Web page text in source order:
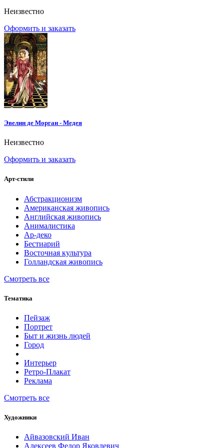
Неизвестно
Оформить и заказать
Эвелин де Морган - Медея
Неизвестно
Оформить и заказать
Арт-стили
Абстракционизм
Американская живопись
Английская живопись
Анималистика
Ар-деко
Бестиарий
Восточная культура
Голландская живопись
Смотреть все
Тематика
Пейзаж
Портрет
Быт и жизнь людей
Город
Интерьер
Ретро-Плакат
Реклама
Смотреть все
Художники
Айвазовский Иван
Алексеев Федор Яковлевич